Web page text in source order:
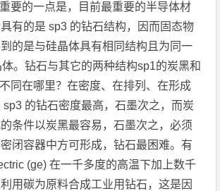
要的一点是，目前最重要的半导体材
有的是 sp3 的钻石结构，因而固态物
的是与硅晶体具有相同结构且为同一
。钻石与其它的两种结构sp1的炭黑和
同在哪里？在密度、在排列、在形成
sp3 的钻石密度最高，石墨次之，而炭
条件以炭黑最容易，石墨次之，必须
闭容器中方可形成，钻石最困难。有
(ge) 在一千多度的高温下加上数千
用碳为原料合成工业用钻石，这是因